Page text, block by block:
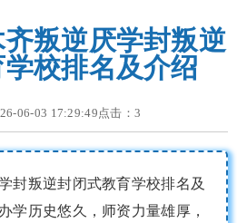
叛逆厌学封叛逆
校排名及介绍
06-03 17:29:49点击： 3
封叛逆封闭式教育学校排名及
学历史悠久，师资力量雄厚，